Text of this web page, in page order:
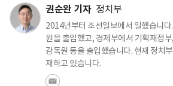
권순완 기자 정치부
2014년부터 조선일보에서 일했습니다
원을 출입했고, 경제부에서 기획재정
감독원 등을 출입했습니다. 현재 정치
재하고 있습니다.